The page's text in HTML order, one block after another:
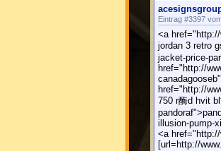
Eintrag #3397
<a
jordan 3 retro
jacket-price-
href="http://
href="http://
750 r酶d hvit
illusion-pump-
<a
[url=http://